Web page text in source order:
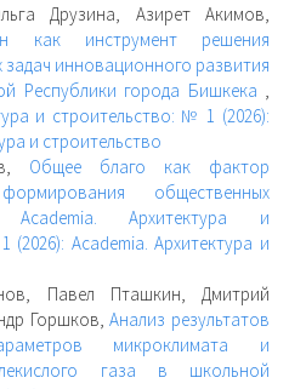
Друзина, Азирет Акимов,
как инструмент решения
задач инновационного развития
Республики города Бишкека ,
и строительство: № 1 (2026):
и строительство
Общее благо как фактор
общественных
Academia. Архитектура и
(2026): Academia. Архитектура и
Павел Пташкин, Дмитрий
Горшков,Анализ результатов
микроклимата и
газа в школьной